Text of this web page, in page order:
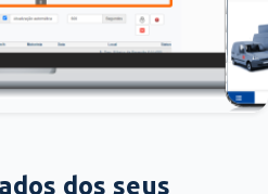
dos seus